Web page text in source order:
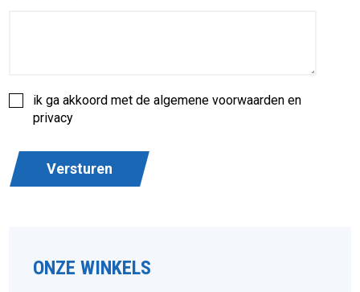
ik ga akkoord met de algemene voorwaarden en
privacy
Versturen
ONZE WINKELS